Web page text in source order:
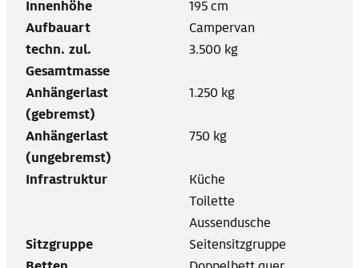
Innenhöhe
195 cm
Aufbauart
Campervan
techn. zul.
Gesamtmasse
3.500 kg
Anhängerlast
(gebremst)
1.250 kg
Anhängerlast
(ungebremst)
750 kg
Infrastruktur
Küche
Toilette
Aussendusche
Sitzgruppe
Seitensitzgruppe